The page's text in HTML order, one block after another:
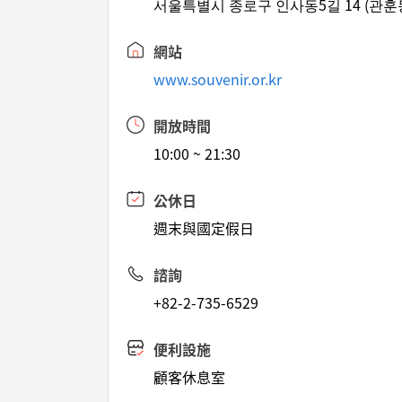
서울특별시 종로구 인사동5길 14 (관훈
網站
www.souvenir.or.kr
開放時間
10:00 ~ 21:30
公休日
週末與國定假日
諮詢
+82-2-735-6529
便利設施
顧客休息室